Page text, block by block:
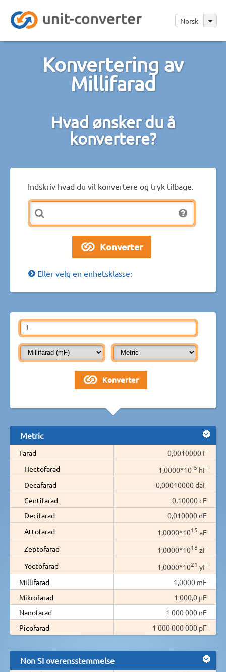
Norsk
Konvertering av
Millifarad
Hvad ønsker du å
konvertere?
Indskriv hvad du vil konvertere og tryk tilbage.
Eller velg en enhetsklasse:
Metric
Farad
0,0010000 F
Hectofarad
1,0000*10-5 hF
Decafarad
0,00010000 daF
Centifarad
0,10000 cF
Decifarad
0,010000 dF
Attofarad
1,0000*1015 aF
Zeptofarad
1,0000*1018 zF
Yoctofarad
1,0000*1021 yF
Millifarad
1,0000 mF
Mikrofarad
1 000,0 µF
Nanofarad
1 000 000 nF
Picofarad
1 000 000 000 pF
Non SI overensstemmelse